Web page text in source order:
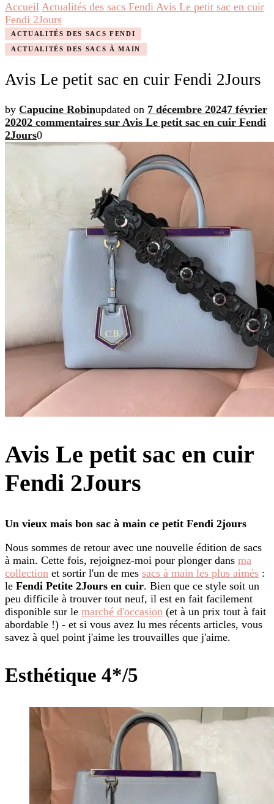
Accueil Actualités des sacs Fendi Avis Le petit sac en cuir
Fendi 2Jours
ACTUALITÉS DES SACS FENDI
ACTUALITÉS DES SACS À MAIN
Avis Le petit sac en cuir Fendi 2Jours
by Capucine Robinupdated on 7 décembre 20247 février
20202 commentaires sur Avis Le petit sac en cuir Fendi
2Jours0
Avis Le petit sac en cuir
Fendi 2Jours
Un vieux mais bon sac à main ce petit Fendi 2jours
Nous sommes de retour avec une nouvelle édition de sacs
à main. Cette fois, rejoignez-moi pour plonger dans ma
collection et sortir l'un de mes sacs à main les plus aimés :
le Fendi Petite 2Jours en cuir. Bien que ce style soit un
peu difficile à trouver tout neuf, il est en fait facilement
disponible sur le marché d'occasion (et à un prix tout à fait
abordable !) - et si vous avez lu mes récents articles, vous
savez à quel point j'aime les trouvailles que j'aime.
Esthétique 4*/5